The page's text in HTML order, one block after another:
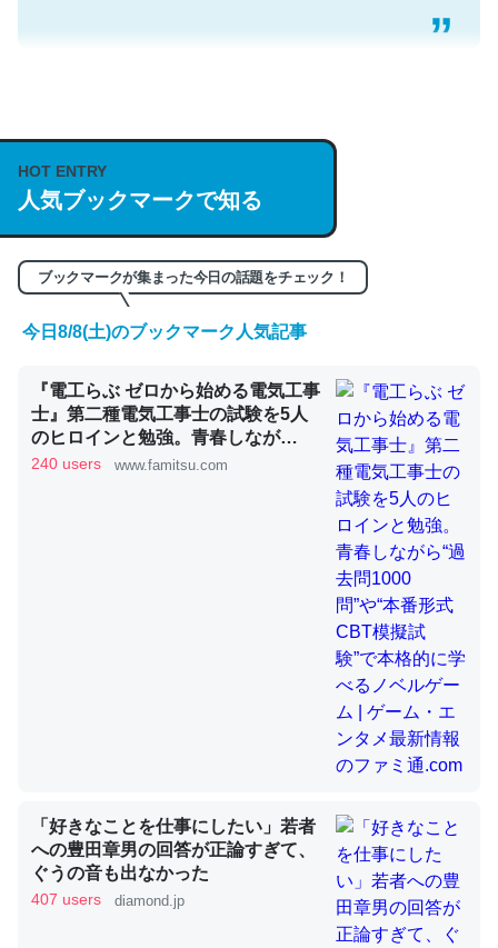
説してる記事が少ないので貴重な良記事。/続編来た
https://isobe324649.hatenablog.com/entry/2023/03/27
/064121
─GPTの仕組みと限界についての考察（１） - conceptualization
くらい。小説でいう「ずっと前の伏線」は回収されないけ
ど、短期記憶というには多い分量。進化すればするほど分
かりやすく強くなりそう
─GPTの仕組みと限界についての考察（１） - conceptualization
昆虫ってカルシウム少ないのか。知らんかった。調べたら
コオロギのカルシウム分はエビの600分の1程度。
─ニュース :: 【研究発表】昆虫学の大問題＝「昆虫はなぜ海にいな
論文では「淡水はカルシウムも酸素も不足してて両方に不
利だから両方が拮抗してるのでは」とあって面白い。海に
いる鋏角類（カブトガニ・ウミグモ）はカルシウムを使わ
ずキチンを強化してる筈だが、酵素が違うのか？
HOT ENTRY
人気ブックマークで知る
ブックマークが集まった今日の話題をチェック！
今日8/8(土)のブックマーク人気記事
『電工らぶ ゼロから始める電気工事
士』第二種電気工事士の試験を5人
のヒロインと勉強。青春しなが
ら“過去問1000問”や“本番形式CBT
240 users www.famitsu.com
「好きなことを仕事にしたい」若者
への豊田章男の回答が正論すぎて、
ぐうの音も出なかった
407 users diamond.jp